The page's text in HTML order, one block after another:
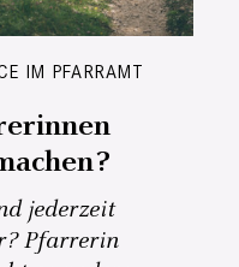
IM PFARRAMT
jederzeit
Pfarrerin